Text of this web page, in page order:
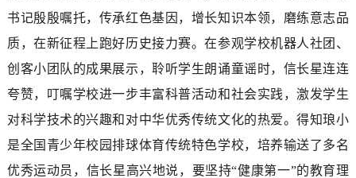
书记殷殷嘱托，传承红色基因，增长知识本领，磨练意志品
质，在新征程上跑好历史接力赛。在参观学校机器人社团、
创客小团队的成果展示，聆听学生朗诵童谣时，信长星连连
夸赞，叮嘱学校进一步丰富科普活动和社会实践，激发学生
对科学技术的兴趣和对中华优秀传统文化的热爱。得知琅小
是全国青少年校园排球体育传统特色学校，培养输送了多名
优秀运动员，信长星高兴地说，要坚持“健康第一”的教育理